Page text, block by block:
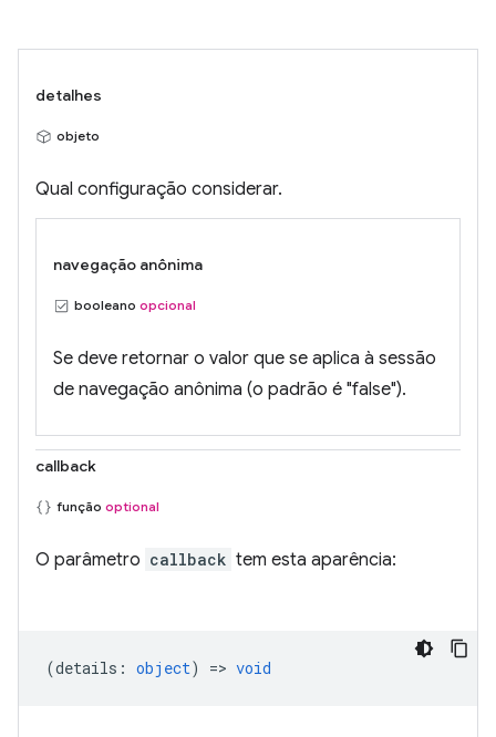
detalhes
objeto
Qual configuração considerar.
navegação anônima
booleano opcional
Se deve retornar o valor que se aplica à sessão
de navegação anônima (o padrão é "false").
callback
função optional
O parâmetro callback tem esta aparência:
(details : object) => void